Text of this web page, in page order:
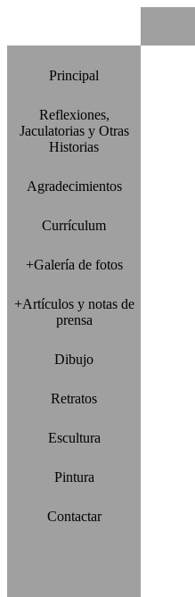
Principal
Reflexiones,
Jaculatorias y Otras
Historias
Agradecimientos
Currículum
+Galería de fotos
+Artículos y notas de
prensa
Dibujo
Retratos
Escultura
Pintura
Contactar